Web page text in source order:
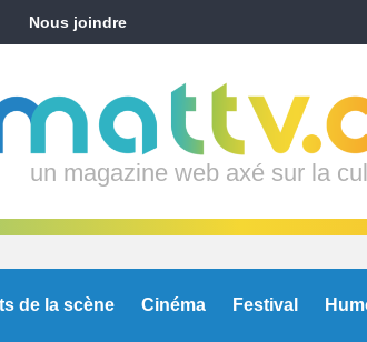
Nous joindre
un magazine web axé sur la
de la scène Cinéma Festival